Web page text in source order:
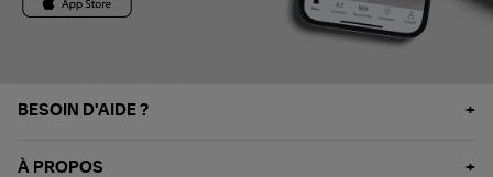
BESOIN D'AIDE ?
À PROPOS